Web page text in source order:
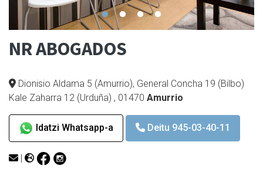
NR ABOGADOS
Dionisio Aldama 5 (Amurrio), General Concha 19 (Bilbo)
Kale Zaharra 12 (Urduña) , 01470 Amurrio
Idatzi Whatsapp-a Deitu 945-03-40-11
|